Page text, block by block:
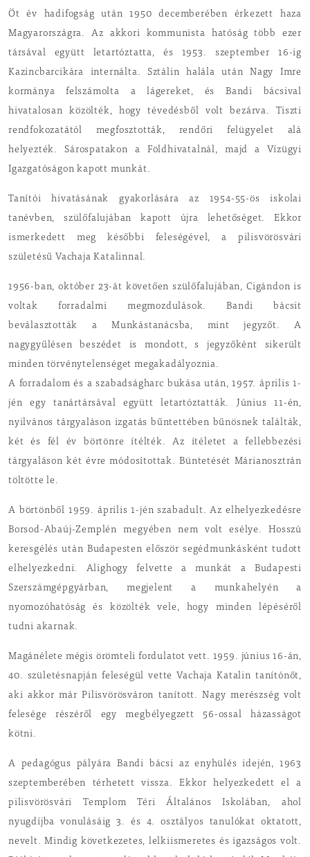
Öt év hadifogság után 1950 decemberében érkezett haza
Magyarországra. Az akkori kommunista hatóság több ezer
társával együtt letartóztatta, és 1953. szeptember 16-ig
Kazincbarcikára internálta. Sztálin halála után Nagy Imre
kormánya felszámolta a lágereket, és Bandi bácsival
hivatalosan közölték, hogy tévedésből volt bezárva. Tiszti
rendfokozatától megfosztották, rendőri felügyelet alá
helyezték. Sárospatakon a Földhivatalnál, majd a Vízügyi
Igazgatóságon kapott munkát.
Tanítói hivatásának gyakorlására az 1954-55-ös iskolai
tanévben, szülőfalujában kapott újra lehetőséget. Ekkor
ismerkedett meg későbbi feleségével, a pilisvörösvári
születésű Vachaja Katalinnal.
1956-ban, október 23-át követően szülőfalujában, Cigándon is
voltak forradalmi megmozdulások. Bandi bácsit
beválasztották a Munkástanácsba, mint jegyzőt. A
nagygyűlésen beszédet is mondott, s jegyzőként sikerült
minden törvénytelenséget megakadályoznia.
A forradalom és a szabadságharc bukása után, 1957. április 1-
jén egy tanártársával együtt letartóztatták. Június 11-én,
nyilvános tárgyaláson izgatás bűntettében bűnösnek találták,
két és fél év börtönre ítélték. Az ítéletet a fellebbezési
tárgyaláson két évre módosítottak. Büntetését Márianosztrán
töltötte le.
A börtönből 1959. április 1-jén szabadult. Az elhelyezkedésre
Borsod-Abaúj-Zemplén megyében nem volt esélye. Hosszú
keresgélés után Budapesten először segédmunkásként tudott
elhelyezkedni. Alighogy felvette a munkát a Budapesti
Szerszámgépgyárban, megjelent a munkahelyén a
nyomozóhatóság és közölték vele, hogy minden lépéséről
tudni akarnak.
Magánélete mégis örömteli fordulatot vett. 1959. június 16-án,
40. születésnapján feleségül vette Vachaja Katalin tanítónőt,
aki akkor már Pilisvörösváron tanított. Nagy merészség volt
felesége részéről egy megbélyegzett 56-ossal házasságot
kötni.
A pedagógus pályára Bandi bácsi az enyhülés idején, 1963
szeptemberében térhetett vissza. Ekkor helyezkedett el a
pilisvörösvári Templom Téri Általános Iskolában, ahol
nyugdíjba vonulásáig 3. és 4. osztályos tanulókat oktatott,
nevelt. Mindig következetes, lelkiismeretes és igazságos volt.